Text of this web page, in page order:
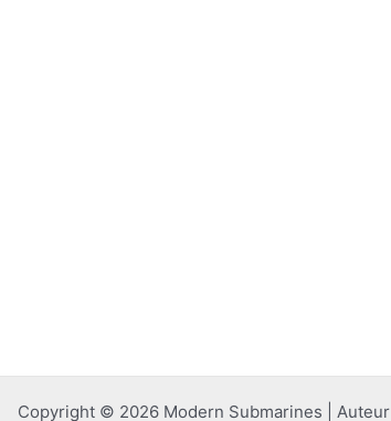
Copyright © 2026 Modern Submarines | Auteur